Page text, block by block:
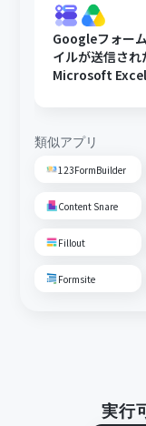
Googleフォー
イルが送信され
Microsoft
類似アプリ
123FormBuilder
Content Snare
Fillout
Formsite
実行